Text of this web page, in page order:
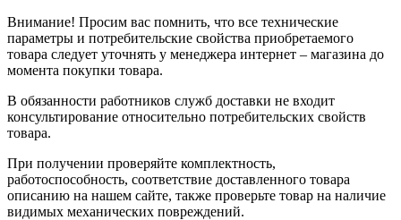
Внимание! Просим вас помнить, что все технические
параметры и потребительские свойства приобретаемого
товара следует уточнять у менеджера интернет – магазина до
момента покупки товара.
В обязанности работников служб доставки не входит
консультирование относительно потребительских свойств
товара.
При получении проверяйте комплектность,
работоспособность, соответствие доставленного товара
описанию на нашем сайте, также проверьте товар на наличие
видимых механических повреждений.